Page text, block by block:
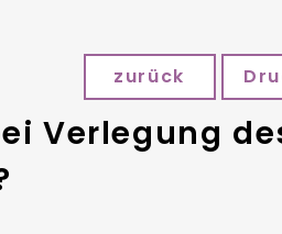
zurück
Verlegung